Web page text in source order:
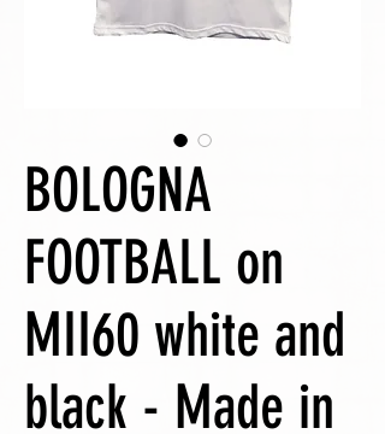
BOLOGNA
FOOTBALL on
MII60 white and
black - Made in